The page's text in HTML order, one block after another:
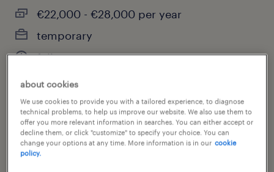
€22,000 - €28,000 per year
temporary
full-time
job category
other
about cookies
We use cookies to provide you with a tailored experience, to diagnose
technical problems, to help us improve our website. We also use them to
offer you more relevant information in searches. You can either accept or
decline them, or click "customize" to specify your choice. You can
change your options at any time. More information is in our cookie
policy.